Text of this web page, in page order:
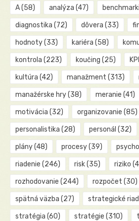
A(58) analýza (47)
diagnostika (72) dôvera (33)
hodnoty(33) kariéra (58)
kontrola (223) koučing (25) KPI
kultúra (42) manažment (313)
manažérske hry(38) meranie (41)
motivácia (32) organizovanie (85)
personalistika (28) personál (32)
plány(48) procesy(39)
riadenie (246) risk(35) riziko
rozhodovanie (244) rozpočet (30)
spätná väzba (27) strategické
stratégia (60) stratégie (310)